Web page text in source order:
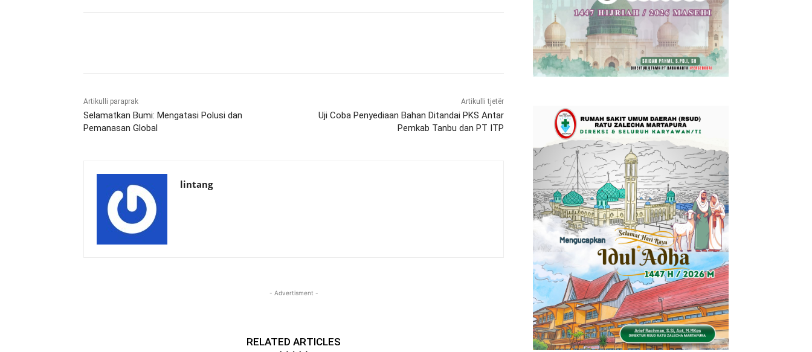
Artikulli paraprak
Selamatkan Bumi: Mengatasi Polusi dan
Pemanasan Global
Artikulli tjetër
Uji Coba Penyediaan Bahan Ditandai PKS Antar
Pemkab Tanbu dan PT ITP
lintang
- Advertisment -
RELATED ARTICLES